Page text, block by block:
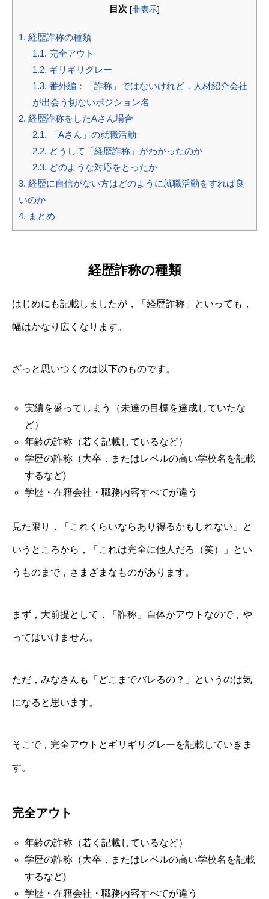
目次 [非表示]
1. 経歴詐称の種類
1.1. 完全アウト
1.2. ギリギリグレー
1.3. 番外編：「詐称」ではないけれど，人材紹介会社
が出会う切ないポジション名
2. 経歴詐称をしたAさん場合
2.1. 「Aさん」の就職活動
2.2. どうして「経歴詐称」がわかったのか
2.3. どのような対応をとったか
3. 経歴に自信がない方はどのように就職活動をすれば良
いのか
4. まとめ
経歴詐称の種類
はじめにも記載しましたが，「経歴詐称」といっても，
幅はかなり広くなります。
ざっと思いつくのは以下のものです。
実績を盛ってしまう（未達の目標を達成していたな
ど）
年齢の詐称（若く記載しているなど）
学歴の詐称（大卒，またはレベルの高い学校名を記載
するなど)
学歴・在籍会社・職務内容すべてが違う
見た限り，「これくらいならあり得るかもしれない」と
いうところから，「これは完全に他人だろ（笑）」とい
うものまで，さまざまなものがあります。
まず，大前提として，「詐称」自体がアウトなので，や
ってはいけません。
ただ，みなさんも「どこまでバレるの？」というのは気
になると思います。
そこで，完全アウトとギリギリグレーを記載していきま
す。
完全アウト
年齢の詐称（若く記載しているなど）
学歴の詐称（大卒，またはレベルの高い学校名を記載
するなど)
学歴・在籍会社・職務内容すべてが違う